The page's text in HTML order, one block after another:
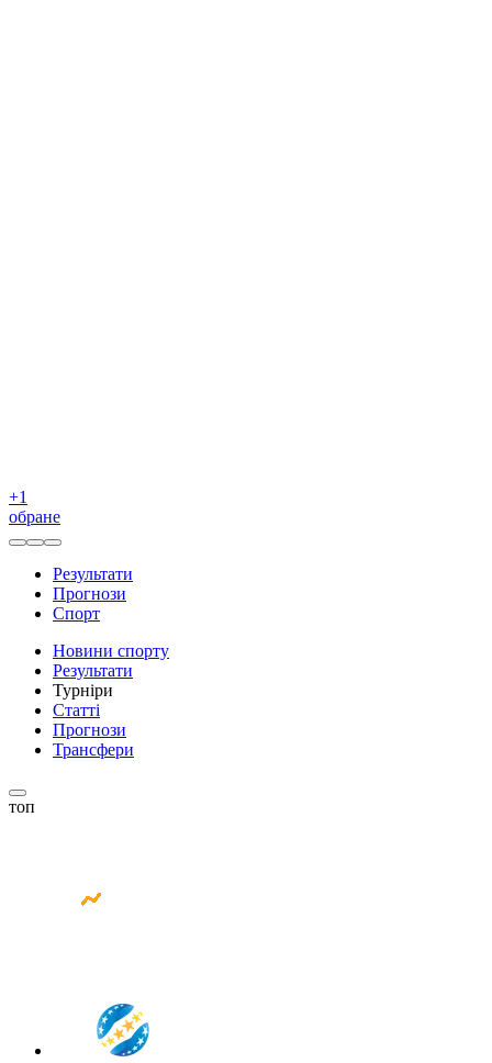
+1
обране
Результати
Прогнози
Спорт
Новини спорту
Результати
Турніри
Статті
Прогнози
Трансфери
топ